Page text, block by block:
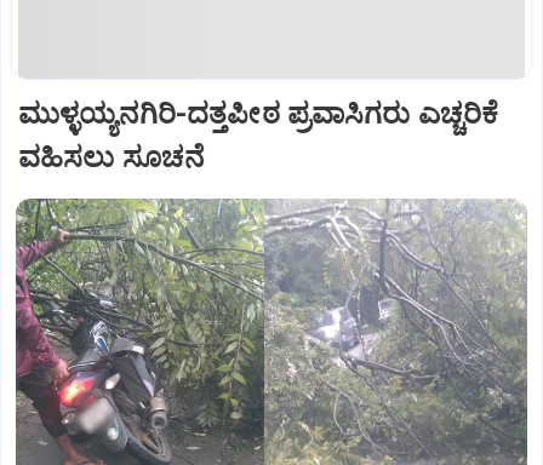
ಮುಳ್ಳಯ್ಯನಗಿರಿ-ದತ್ತಪೀಠ ಪ್ರವಾಸಿಗರು ಎಚ್ಚರಿಕೆ
ವಹಿಸಲು ಸೂಚನೆ